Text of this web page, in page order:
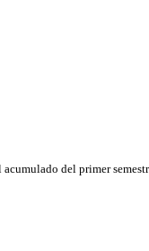
del primer